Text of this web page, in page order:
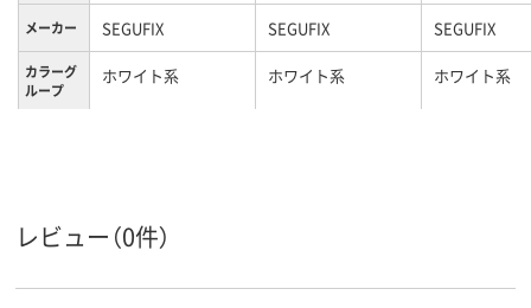
メーカー SEGUFIX SEGUFIX SEGUFIX
カラーグ
ループ
ホワイト系 ホワイト系 ホワイト系
レビュー（0件）